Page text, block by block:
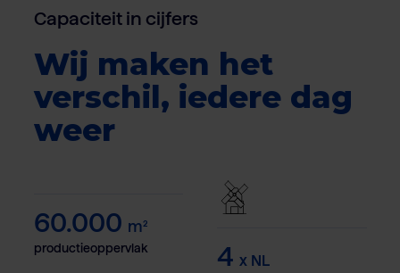
Capaciteit in cijfers
Wij maken het
verschil, iedere dag
weer
60.000 m²
productieoppervlak 4 x NL